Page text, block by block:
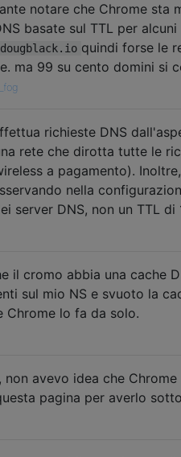
=
ttl =
== OK)
unknown because the
file, its own cache, a
store the |ttl| in cache
notare che Chrome sta
basate sul TTL per
dougblack.io quindi forse le
ma 99 su cento domini si
richieste DNS
rete che dirotta tutte le
a pagamento).
nella
server DNS, non un TTL di
il cromo abbia una cache
sul mio NS e svuoto la
Chrome lo fa da solo.
non avevo idea che
pagina per averlo